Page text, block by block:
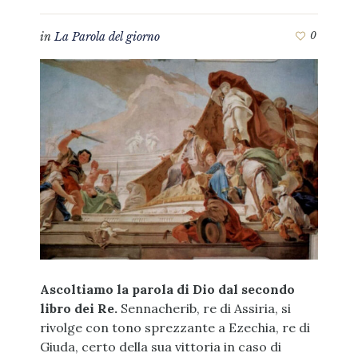
inLa Parola del giorno 0
Ascoltiamo la parola di Dio dal secondo
libro dei Re.Sennacherib, re di Assiria, si
rivolge con tono sprezzante a Ezechia, re di
Giuda, certo della sua vittoria in caso di